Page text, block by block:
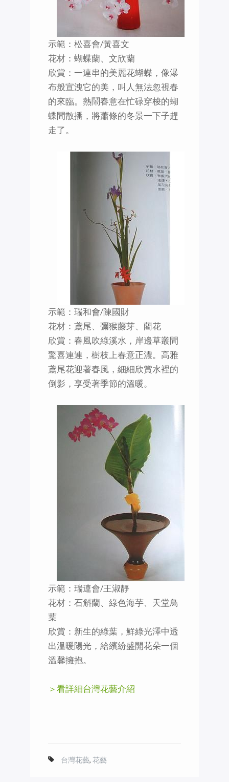
示範：松喜會/黃喜文
花材：蝴蝶蘭、文欣蘭
欣賞：一連串的美麗花蝴蝶，像瀑
布般宣洩它的美，叫人無法忽視春
的來臨。熱鬧春意在忙碌穿梭的蝴
蝶間散播，將蕭條的冬景一下子趕
走了。
示範：瑞和會/陳國財
花材：鳶尾、彌猴藤芽、藺花
欣賞：春風吹綠溪水，岸邊草叢間
驚喜連連，樹枝上春意正濃。高雅
鳶尾花迎著春風，細細欣賞水裡的
倒影，享受著季節的溫暖。
示範：瑞連會/王淑靜
花材：石斛蘭、綠色海芋、天堂鳥
葉
欣賞：新生的綠葉，鮮綠光澤中透
出溫暖陽光，給繽紛盛開花朵一個
溫馨擁抱。
＞看詳細台灣花藝介紹
台灣花藝, 花藝